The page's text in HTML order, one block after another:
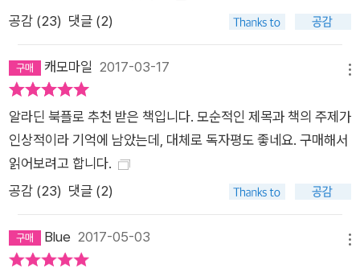
수십 배는 커다란 거대한 압축기와, 신식 시설에서 유니폼을 입고
코카콜라를 마시며 폐지를 압축하고 있는 사람들을 목격한 것이
다. 그들은 장갑을 낀 채 폐지를 다루며 휴식 시간에는 곧 떠날 그
리스 휴가에 대해 이야기를 나눈다. 그것은 한탸의 세계를 완전히
뒤바꿀 전기가 될 만한 사건이 된다. 그는 그곳을 목격한 뒤 자신
의 세계가 끝나간다는 사실을 깨닫는다. 그래서 자신이 사랑하는
책들은 거들떠보지도 않고 미친듯이 폐지 압축 일에 빠져든다. 그
토록 소중히 생각했던 귀중한 책들을 들추지도 않은 채 마치 유니
그러나 그는 곧 깨닫게 된다. 자신의 삶은, 자신의 세계는 그런 식
으로 이루어질 수 없다는 사실을. 굴욕감에 잔뜩 긴장한 나는 뼛
공감 (23) 댓글 (2)
캐모마일 2017-03-17
알라딘 북플로 추천 받은 책입니다. 모순적인 제목과 책의 주제가
인상적이라 기억에 남았는데, 대체로 독자평도 좋네요. 구매해서
읽어보려고 합니다.
공감 (23) 댓글 (2)
Blue 2017-05-03